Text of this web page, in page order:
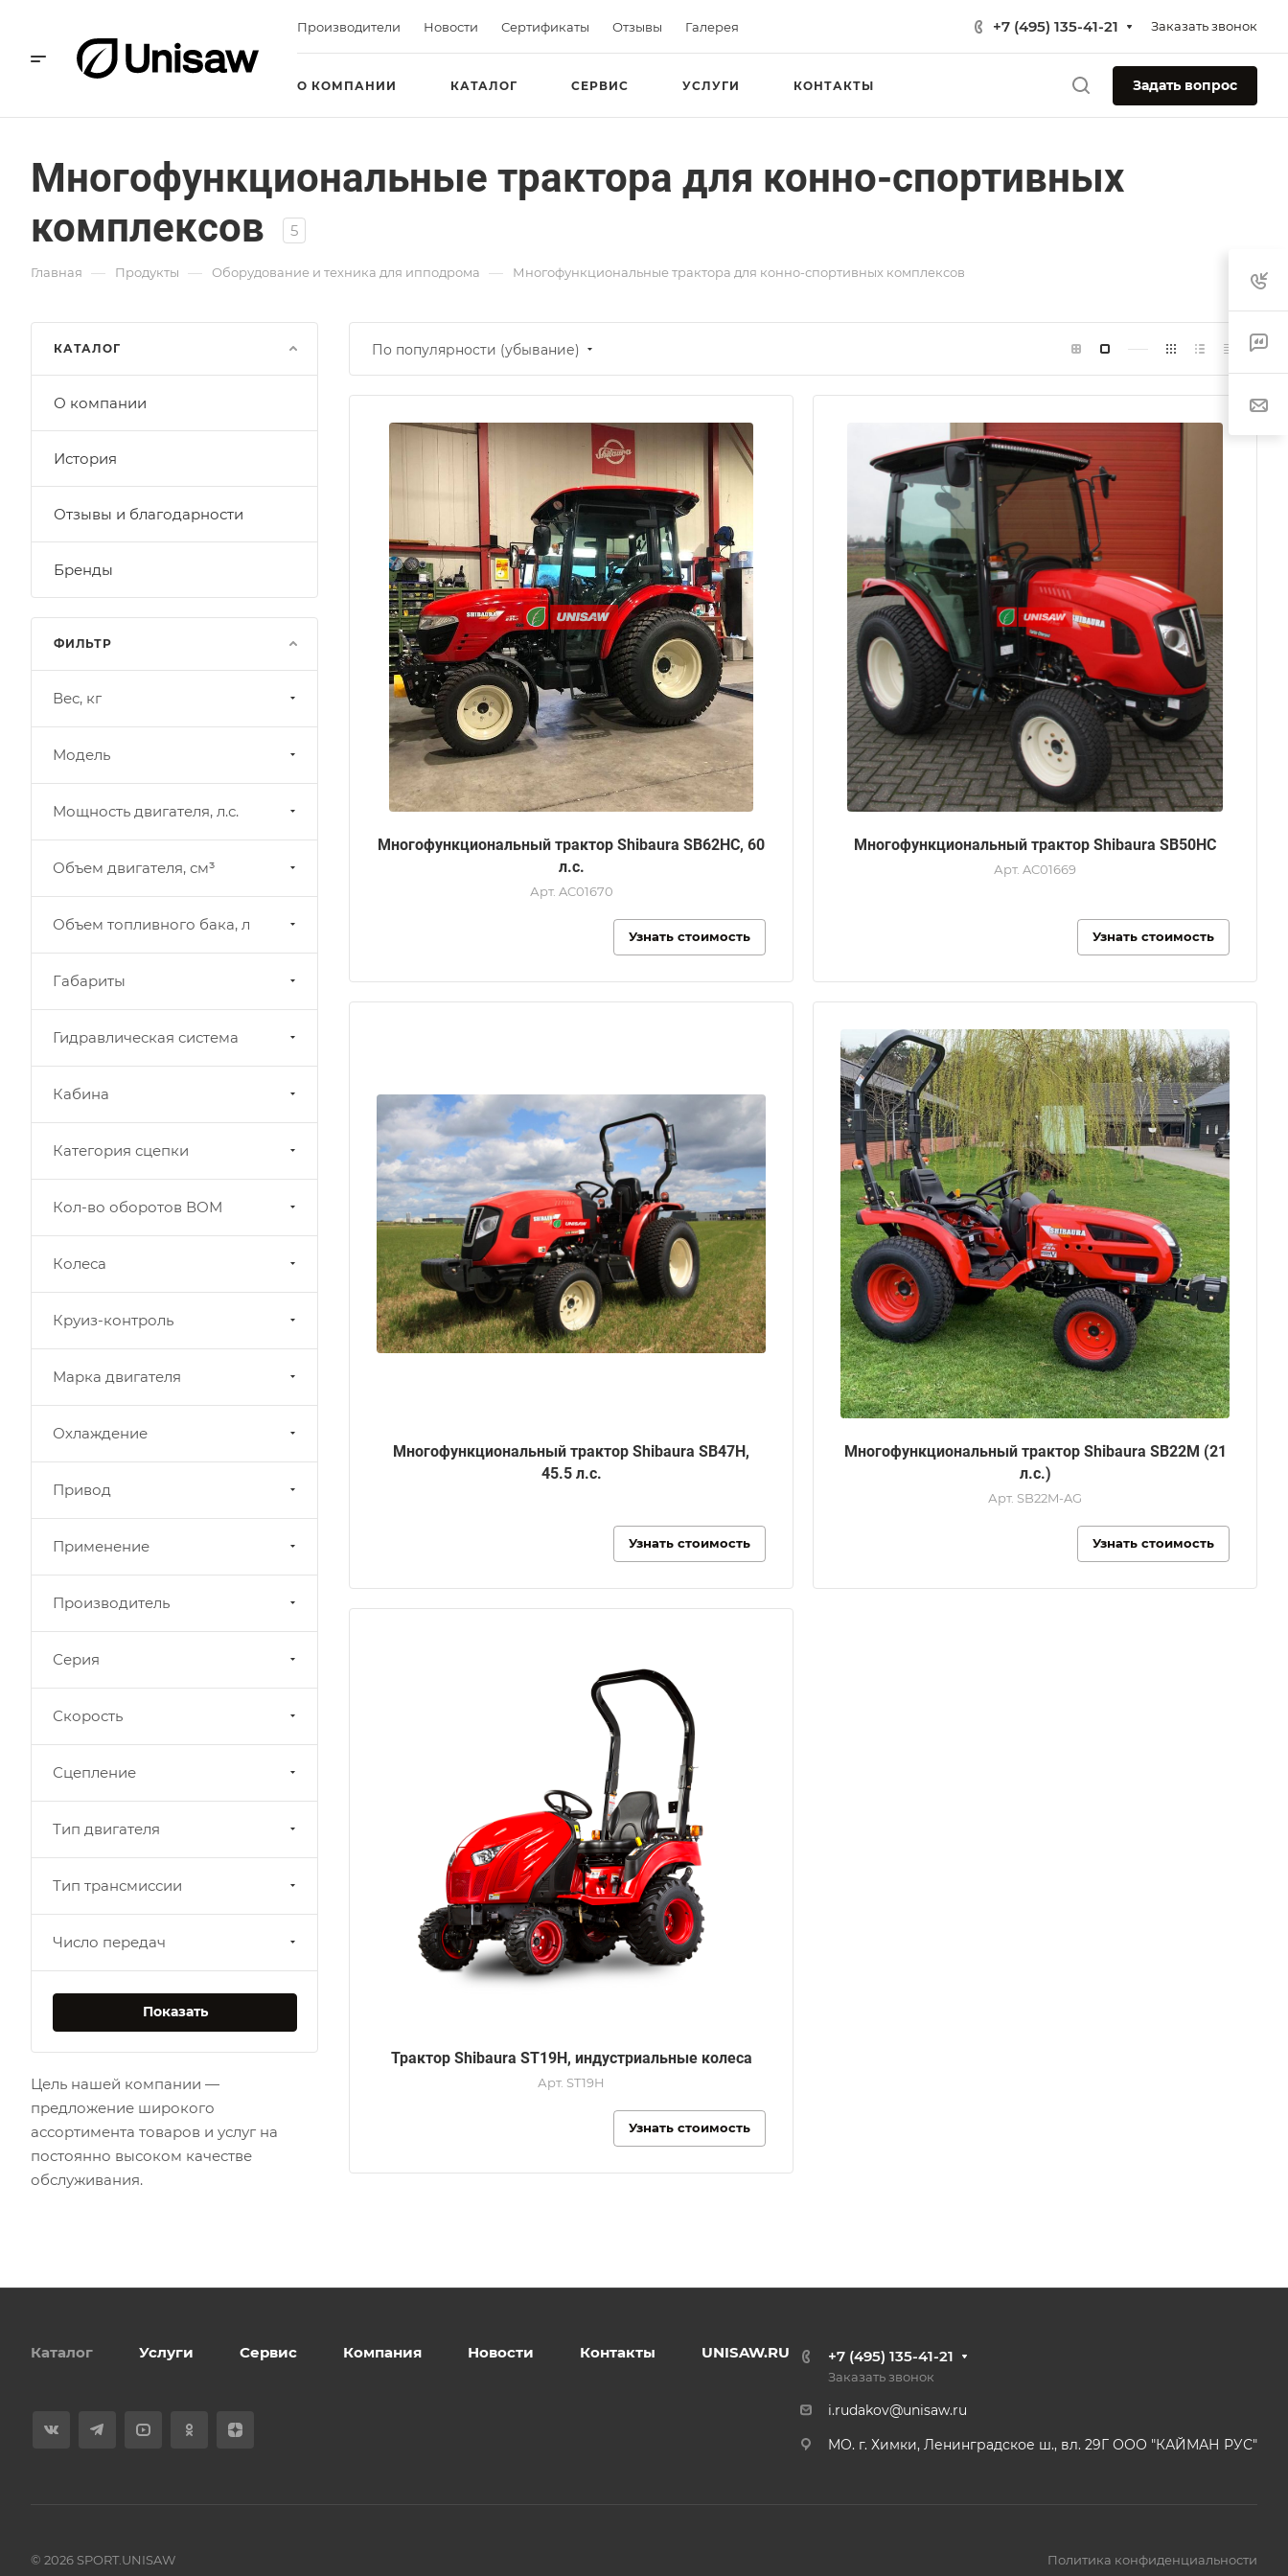
Производители Новости Сертификаты Отзывы Галерея +7 (495) 135-41-21 Заказать звонок
О КОМПАНИИ КАТАЛОГ СЕРВИС УСЛУГИ КОНТАКТЫ Задать вопрос
Многофункциональные трактора для конно-спортивных
комплексов
5
Главная — Продукты — Оборудование и техника для ипподрома — Многофункциональные трактора для конно-спортивных комплексов
По популярности (убывание)
Многофункциональный трактор Shibaura SB62HC, 60
л.с.
Арт. AC01670
Узнать стоимость
Многофункциональный трактор Shibaura SB50HC
Арт. AC01669
Узнать стоимость
Многофункциональный трактор Shibaura SB47H,
45.5 л.с.
Узнать стоимость
Многофункциональный трактор Shibaura SB22M (21
л.с.)
Арт. SB22M-AG
Узнать стоимость
Трактор Shibaura ST19H, индустриальные колеса
Арт. ST19H
Узнать стоимость
КАТАЛОГ
О компании
История
Отзывы и благодарности
Бренды
ФИЛЬТР
Вес, кг
Модель
Мощность двигателя, л.с.
Объем двигателя, см³
Объем топливного бака, л
Габариты
Гидравлическая система
Кабина
Категория сцепки
Кол-во оборотов ВОМ
Колеса
Круиз-контроль
Марка двигателя
Охлаждение
Привод
Применение
Производитель
Серия
Скорость
Сцепление
Тип двигателя
Тип трансмиссии
Число передач
Цель нашей компании —
предложение широкого
ассортимента товаров и услуг на
постоянно высоком качестве
обслуживания.
Каталог Услуги Сервис Компания Новости Контакты UNISAW.RU +7 (495) 135-41-21
Заказать звонок
i.rudakov@unisaw.ru
MO. г. Химки, Ленинградское ш., вл. 29Г ООО "КАЙМАН РУС"
© 2026 SPORT.UNISAW Политика конфиденциальности